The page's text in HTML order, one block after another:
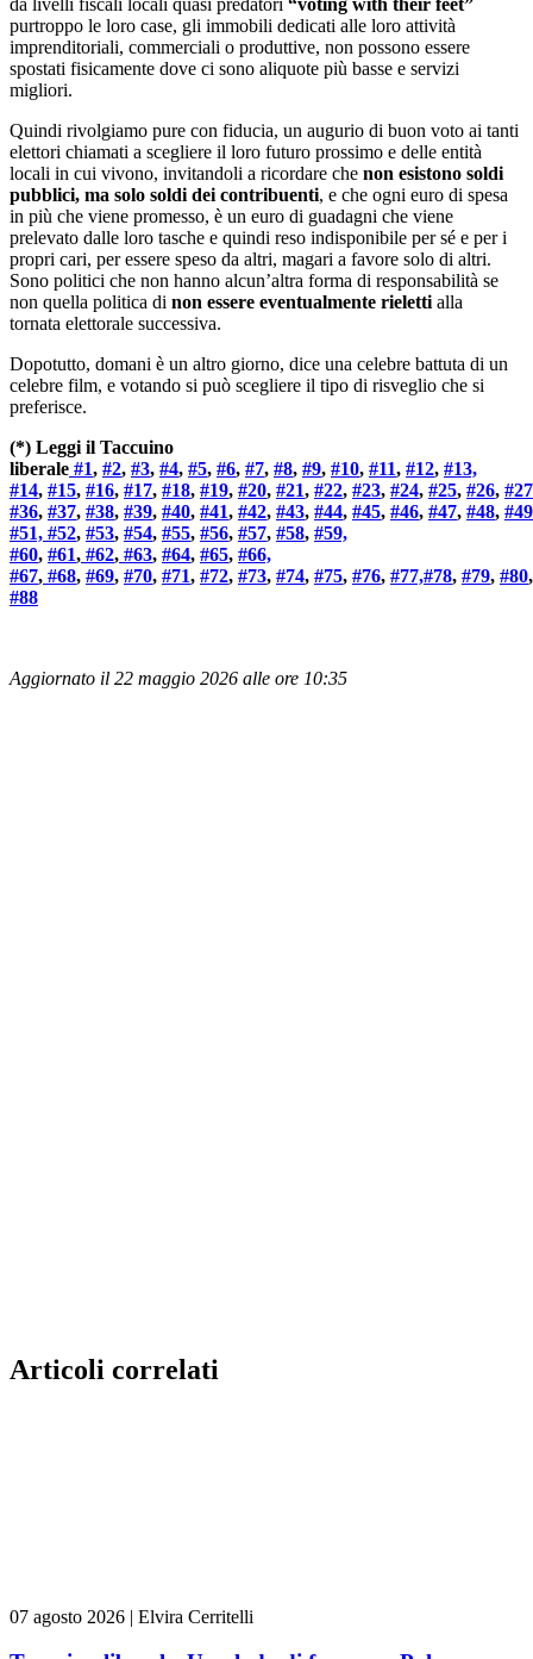
purtroppo le loro case, gli immobili dedicati alle loro attività
imprenditoriali, commerciali o produttive, non possono essere
spostati fisicamente dove ci sono aliquote più basse e servizi
migliori.
Quindi rivolgiamo pure con fiducia, un augurio di buon voto ai tanti
elettori chiamati a scegliere il loro futuro prossimo e delle entità
locali in cui vivono, invitandoli a ricordare che non esistono soldi
pubblici, ma solo soldi dei contribuenti, e che ogni euro di spesa
in più che viene promesso, è un euro di guadagni che viene
prelevato dalle loro tasche e quindi reso indisponibile per sé e per i
propri cari, per essere speso da altri, magari a favore solo di altri.
Sono politici che non hanno alcun’altra forma di responsabilità se
non quella politica di non essere eventualmente rieletti alla
tornata elettorale successiva.
Dopotutto, domani è un altro giorno, dice una celebre battuta di un
celebre film, e votando si può scegliere il tipo di risveglio che si
preferisce.
(*) Leggi il Taccuino
liberale #1, #2, #3, #4, #5, #6, #7, #8, #9, #10, #11, #12, #13,
#14, #15, #16, #17, #18, #19, #20, #21, #22, #23, #24, #25, #26, #27
#36, #37, #38, #39, #40, #41, #42, #43, #44, #45, #46, #47, #48, #49
#51, #52, #53, #54, #55, #56, #57, #58, #59,
#60, #61, #62, #63, #64, #65, #66,
#67, #68, #69, #70, #71, #72, #73, #74, #75, #76, #77,#78, #79, #80
#88
Aggiornato il 22 maggio 2026 alle ore 10:35
Articoli correlati
07 agosto 2026 | Elvira Cerritelli